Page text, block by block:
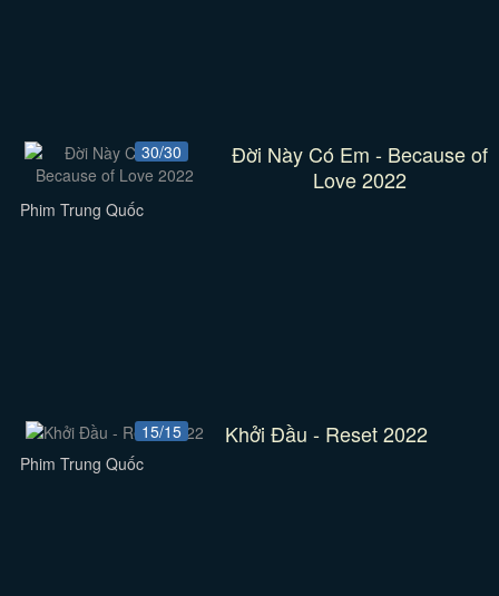
30/30
Đời Này Có Em - Because of
Love 2022
Phim Trung Quốc
15/15 Khởi Đầu - Reset 2022
Phim Trung Quốc